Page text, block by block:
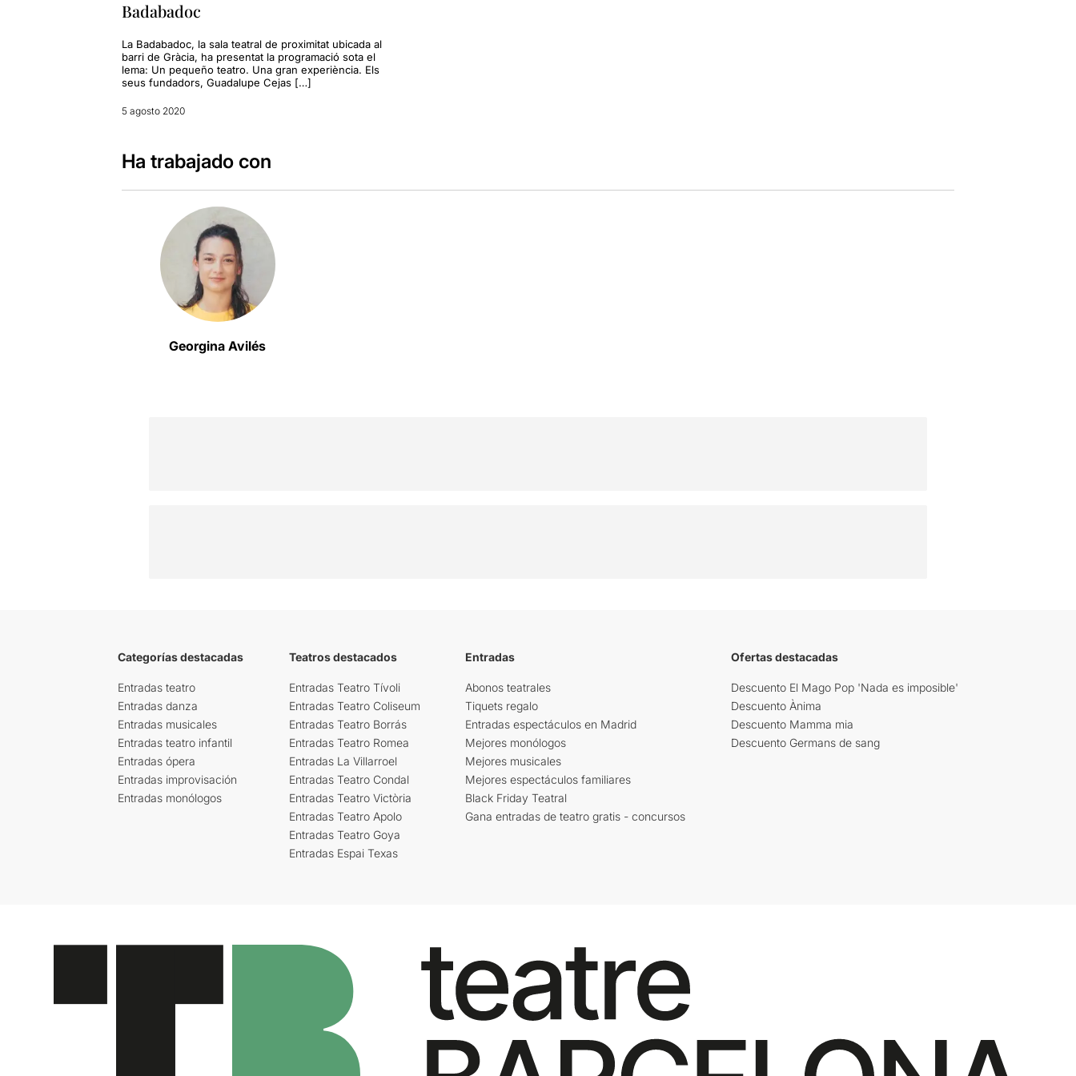
Badabadoc
La Badabadoc, la sala teatral de proximitat ubicada al
barri de Gràcia, ha presentat la programació sota el
lema: Un pequeño teatro. Una gran experiència. Els
seus fundadors, Guadalupe Cejas […]
5 agosto 2020
Ha trabajado con
Georgina Avilés
Categorías destacadas
Entradas teatro
Entradas danza
Entradas musicales
Entradas teatro infantil
Entradas ópera
Entradas improvisación
Entradas monólogos
Teatros destacados
Entradas Teatro Tívoli
Entradas Teatro Coliseum
Entradas Teatro Borrás
Entradas Teatro Romea
Entradas La Villarroel
Entradas Teatro Condal
Entradas Teatro Victòria
Entradas Teatro Apolo
Entradas Teatro Goya
Entradas Espai Texas
Entradas
Abonos teatrales
Tiquets regalo
Entradas espectáculos en Madrid
Mejores monólogos
Mejores musicales
Mejores espectáculos familiares
Black Friday Teatral
Gana entradas de teatro gratis - concursos
Ofertas destacadas
Descuento El Mago Pop 'Nada es imposible'
Descuento Ànima
Descuento Mamma mia
Descuento Germans de sang